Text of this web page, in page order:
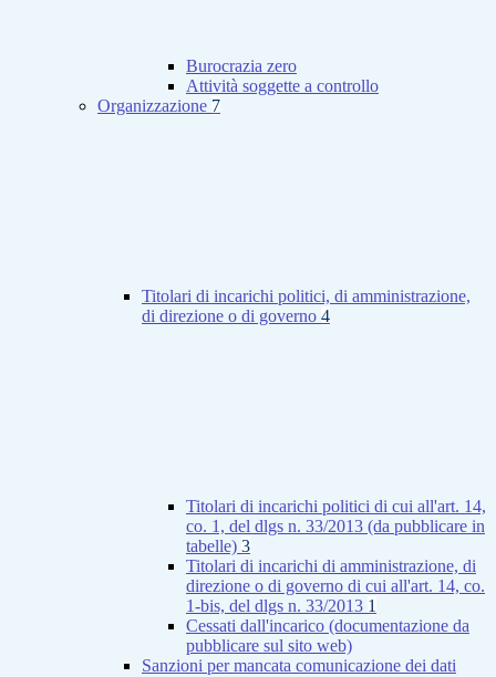
Burocrazia zero
Attività soggette a controllo
Organizzazione 7
Titolari di incarichi politici, di amministrazione,
di direzione o di governo 4
Titolari di incarichi politici di cui all'art. 14,
co. 1, del dlgs n. 33/2013 (da pubblicare in
tabelle) 3
Titolari di incarichi di amministrazione, di
direzione o di governo di cui all'art. 14, co.
1-bis, del dlgs n. 33/2013 1
Cessati dall'incarico (documentazione da
pubblicare sul sito web)
Sanzioni per mancata comunicazione dei dati